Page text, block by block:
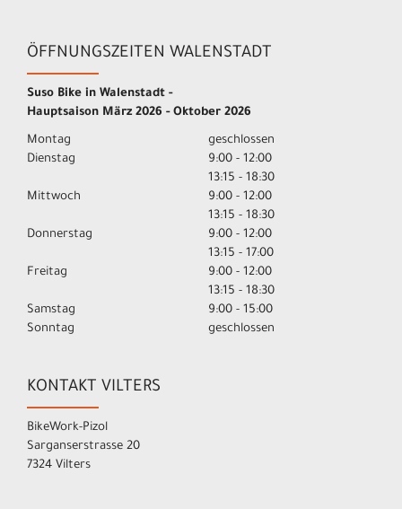
ÖFFNUNGSZEITEN WALENSTADT
Suso Bike in Walenstadt -
Hauptsaison März 2026 - Oktober 2026
Montag
geschlossen
Dienstag
9:00 - 12:00
13:15 - 18:30
Mittwoch
9:00 - 12:00
13:15 - 18:30
Donnerstag
9:00 - 12:00
13:15 - 17:00
Freitag
9:00 - 12:00
13:15 - 18:30
Samstag
9:00 - 15:00
Sonntag
geschlossen
KONTAKT VILTERS
BikeWork-Pizol
Sarganserstrasse 20
7324 Vilters